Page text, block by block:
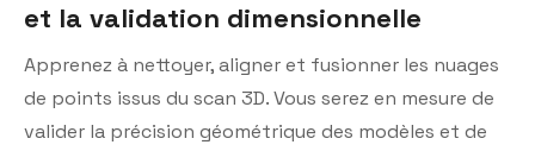
et la validation dimensionnelle
Apprenez à nettoyer, aligner et fusionner les nuages
de points issus du scan 3D. Vous serez en mesure de
valider la précision géométrique des modèles et de